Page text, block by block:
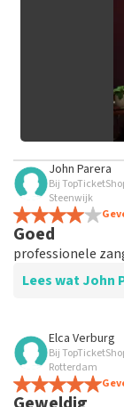
Het kan enkele
John Parera
Bij
Steenwijk
Goed
professionele
Lees wat John
Beoordeling van
goed
Elca Verburg
Bij
Rotterdam